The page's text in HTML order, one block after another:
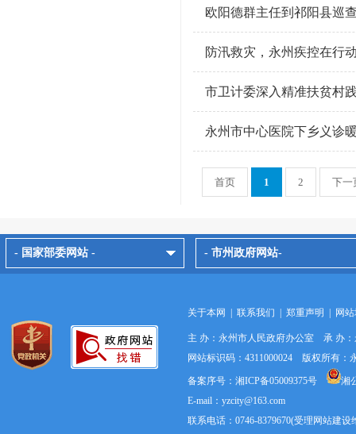
欧阳德群主任到祁阳县巡
防汛救灾，永州疾控在行
市卫计委深入精准扶贫村
永州市中心医院下乡义诊
首页 1 2 下一
- 国家部委网站 - - 市州政府网站-
关于本网 联系我们 郑重声明 网
主 办：永州市人民政府办公室 承 办
网站标识码：4311000024 版权所有：
备案序号：湘ICP备05009375号
湘
E-mail：yzcity@163.com
联系电话：0746-8379670(受理网站建